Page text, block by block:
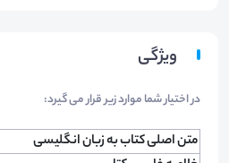
ویژگی
در اختیار شما موارد زیر قرار می گیرد:
متن اصلی کتاب به زبان انگلیسی